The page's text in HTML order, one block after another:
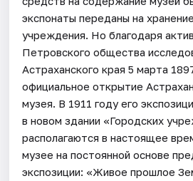
экспонаты переданы на
учреждения. Но благодаря
Петровского общества
Астраханского края 5 марта
официальное открытие
музея. В 1911 году его
в новом здании «Городских
располагаются в настоящее
музее на постоянной основе
экспозиции: «Живое прошлое